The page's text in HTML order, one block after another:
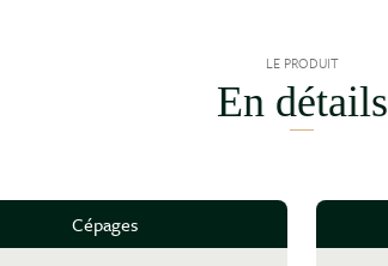
LE PRODUIT
En détails
Cépages